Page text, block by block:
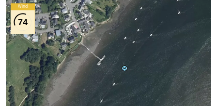
Wind
74